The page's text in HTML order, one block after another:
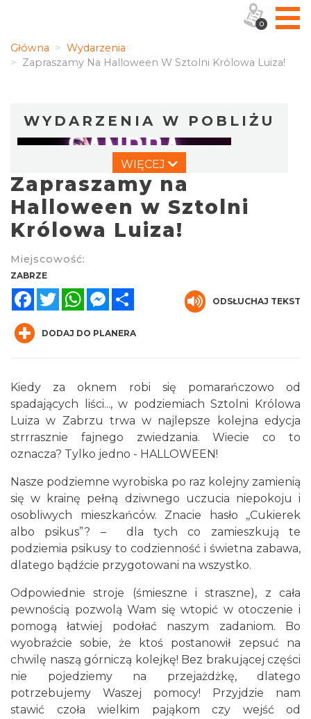
Główna
Wydarzenia
Zapraszamy Na Halloween W Sztolni Królowa Luiza!
WYDARZENIA W POBLIŻU
Gliwice
7.77 km
Silesia Memoriał Kamili Skolimowskiej
Chorzów
2026-08-23
10.73 km
Silesia Marathon 2026
Chorzów
2026-10-04
10.73 km
WIĘCEJ
Zapraszamy na
Halloween w Sztolni
Królowa Luiza!
Miejscowość:
ZABRZE
FacebookTwitterWhatsAppMessenger
ODSŁUCHAJ TEKST
DODAJ DO PLANERA
Kiedy za oknem robi się pomarańczowo od
spadających liści..., w podziemiach Sztolni Królowa
Luiza w Zabrzu trwa w najlepsze kolejna edycja
strrrasznie fajnego zwiedzania. Wiecie co to
oznacza? Tylko jedno - HALLOWEEN!
Nasze podziemne wyrobiska po raz kolejny zamienią
się w krainę pełną dziwnego uczucia niepokoju i
osobliwych mieszkańców. Znacie hasło ,,Cukierek
albo psikus”? – dla tych co zamieszkują te
podziemia psikusy to codzienność i świetna zabawa,
dlatego bądźcie przygotowani na wszystko.
Odpowiednie stroje (śmieszne i straszne), z cała
pewnością pozwolą Wam się wtopić w otoczenie i
pomogą łatwiej podołać naszym zadaniom. Bo
wyobraźcie sobie, że ktoś postanowił zepsuć na
chwilę naszą górniczą kolejkę! Bez brakującej części
nie pojedziemy na przejażdżkę, dlatego
potrzebujemy Waszej pomocy! Przyjdzie nam
stawić czoła wielkim pająkom czy wejść od
0